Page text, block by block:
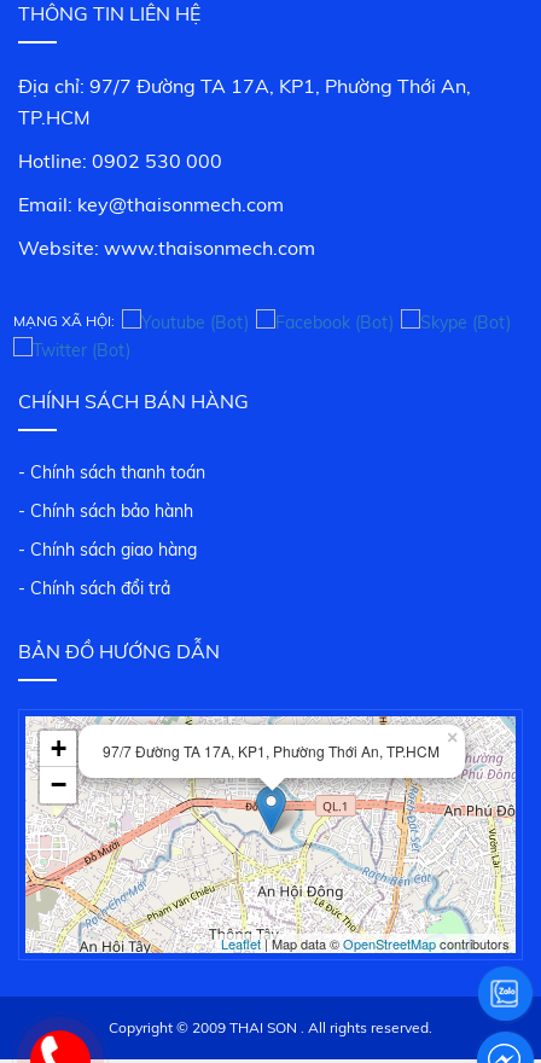
THÔNG TIN LIÊN HỆ
Địa chỉ: 97/7 Đường TA 17A, KP1, Phường Thới An,
TP.HCM
Hotline: 0902 530 000
Email: key@thaisonmech.com
Website: www.thaisonmech.com
MẠNG XÃ HỘI:
CHÍNH SÁCH BÁN HÀNG
- Chính sách thanh toán
- Chính sách bảo hành
- Chính sách giao hàng
- Chính sách đổi trả
BẢN ĐỒ HƯỚNG DẪN
97/7 Đường TA 17A, KP1, Phường Thới An, TP.HCM
×
+
−
Leaflet| Map data ©OpenStreetMapcontributors
Copyright © 2009 THAI SON . All rights reserved.